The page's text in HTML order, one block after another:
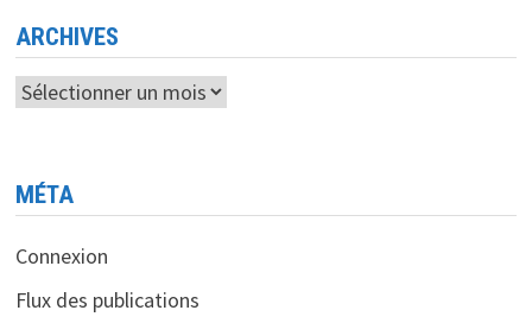
ARCHIVES
Archives
MÉTA
Connexion
Flux des publications